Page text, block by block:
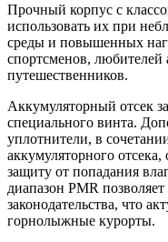
Прочный корпус с
использовать их при
среды и повышенных
спортсменов, любителей
путешественников.
Аккумуляторный отсек
специального винта.
уплотнители, в
аккумуляторного
защиту от попадания
диапазон PMR
законодательства, что
горнолыжные курорты.